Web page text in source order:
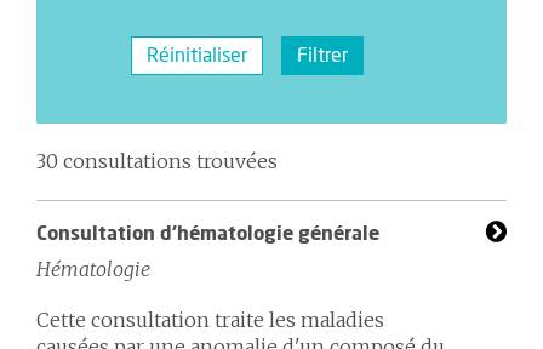
Réinitialiser Filtrer
30 consultations trouvées
Consultation d'hématologie générale
Hématologie
Cette consultation traite les maladies